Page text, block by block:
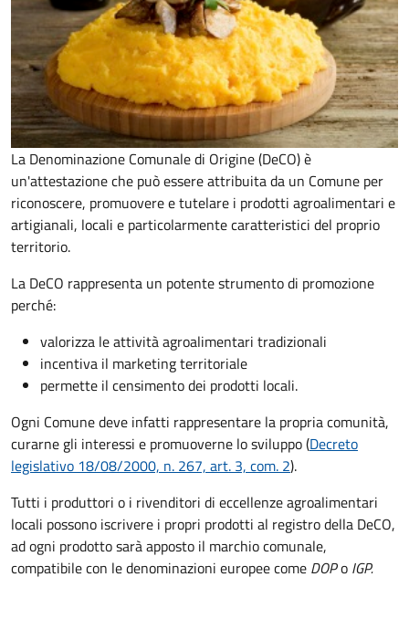
La Denominazione Comunale di Origine (DeCO) è
un'attestazione che può essere attribuita da un Comune per
riconoscere, promuovere e tutelare i prodotti agroalimentari e
artigianali, locali e particolarmente caratteristici del proprio
territorio.
La DeCO rappresenta un potente strumento di promozione
perché:
valorizza le attività agroalimentari tradizionali
incentiva il marketing territoriale
permette il censimento dei prodotti locali.
Ogni Comune deve infatti rappresentare la propria comunità,
curarne gli interessi e promuoverne lo sviluppo (Decreto
legislativo 18/08/2000, n. 267, art. 3, com. 2).
Tutti i produttori o i rivenditori di eccellenze agroalimentari
locali possono iscrivere i propri prodotti al registro della DeCO,
ad ogni prodotto sarà apposto il marchio comunale,
compatibile con le denominazioni europee come DOPo IGP.